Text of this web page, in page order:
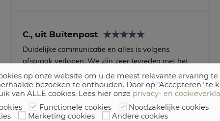
C., uit Buitenpost
Duidelijke communicatie en alles is volgens
afspraak verlopen. We zijn zeer tevreden met het
resultaat van het monument.(18-09-2025)
Grafmonumenten
op onze website om u de meest relevante ervaring
bezoeken te onthouden. Door op "Accepteren" te
van ALLE cookies. Lees hier onze privacy- en
Functionele cookies
Noodzakelijke cookies
Marketing cookies Andere cookies